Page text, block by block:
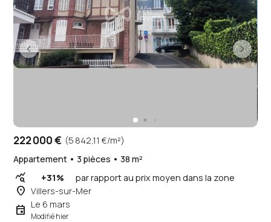
222 000 € (5 842,11 €/m²)
Appartement • 3 pièces • 38 m²
query_stats +31% par rapport au prix moyen dans la zone
place Villers-sur-Mer
event Le 6 mars
Modifié hier